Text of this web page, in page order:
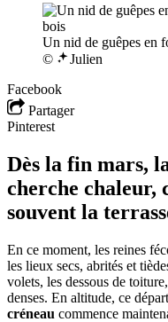
Un nid de guêpes en
©
Julien
Facebook
Partager
Pinterest
Dès la fin mars,
cherche chaleur,
souvent la
En ce moment, les reines
les lieux secs, abrités et
volets, les dessous de
denses. En altitude, ce
créneau commence